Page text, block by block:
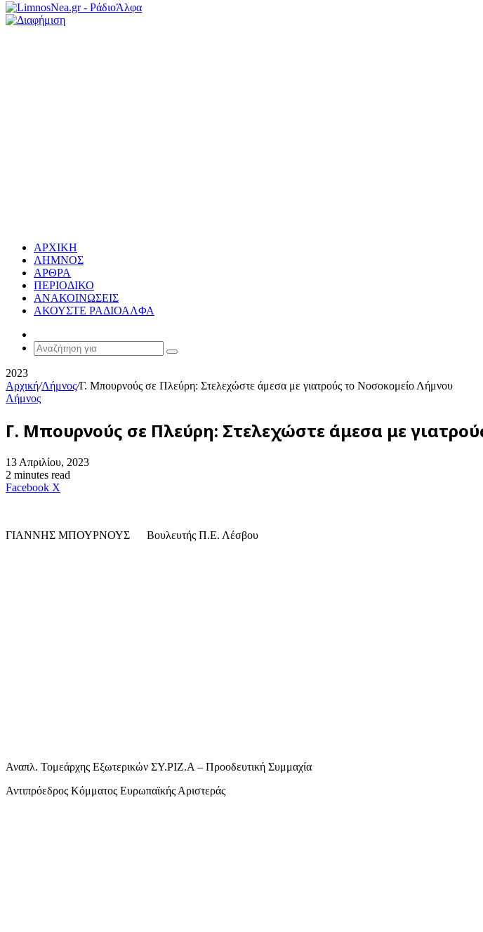
ΑΡΧΙΚΗ
ΛΗΜΝΟΣ
ΑΡΘΡΑ
ΠΕΡΙΟΔΙΚΟ
ΑΝΑΚΟΙΝΩΣΕΙΣ
ΑΚΟΥΣΤΕ ΡΑΔΙΟΑΛΦΑ
Article
Αναζήτηση
2023
Αρχική/Λήμνος/Γ. Μπουρνούς σε Πλεύρη: Στελεχώστε άμεσα με γιατρούς το Νοσοκομείο Λήμνου
Λήμνος
Γ. Μπουρνούς σε Πλεύρη: Στελεχώστε άμεσα με
13 Απριλίου, 2023
2 minutes read
Facebook X
ΓΙΑΝΝΗΣ ΜΠΟΥΡΝΟΥΣ Βουλευτής Π.Ε. Λέσβου
Αναπλ. Τομεάρχης Εξωτερικών ΣΥ.ΡΙΖ.Α – Προοδευτική Συμμαχία
Αντιπρόεδρος Κόμματος Ευρωπαϊκής Αριστεράς